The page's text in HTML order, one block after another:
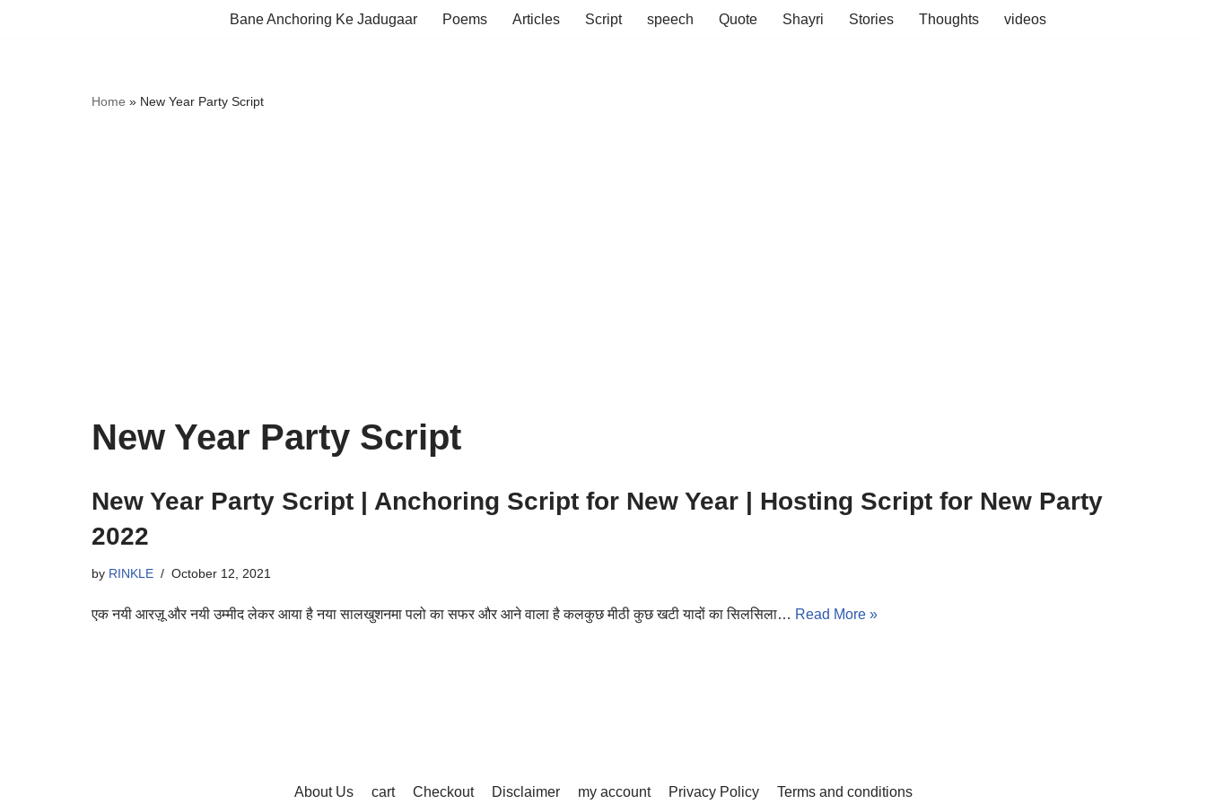
Bane Anchoring Ke Jadugaar Poems Articles Script speech Quote Shayri Stories Thoughts videos
Home » New Year Party Script
New Year Party Script
New Year Party Script | Anchoring Script for New Year | Hosting Script for New Party
2022
by RINKLE October 12, 2021
एक नयी आरज़ू और नयी उम्मीद लेकर आया है नया सालखुशनमा पलो का सफर और आने वाला है कलकुछ मीठी कुछ खटी यादों का सिलसिला… Read More »
About Us cart Checkout Disclaimer my account Privacy Policy Terms and conditions